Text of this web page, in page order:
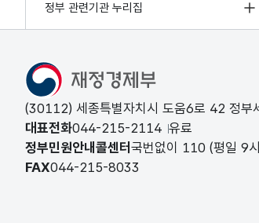
정부 관련기관 누리집
(30112) 세종특별자치시 도움6로 42 정부
대표전화044-215-2114 유료
정부민원안내콜센터 국번없이 110 (평일 9
FAX044-215-8033